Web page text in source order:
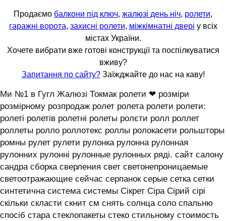
Продаємо балкони під ключ, жалюзі день ніч, ролети,
гаражні ворота, захисні ролети, міжкімнатні двері у всіх
містах України.
Хочете вибрати вже готові конструкції та поспілкуватися
вживу?
Запитання по сайту?Заїжджайте до нас на каву!
Ми №1 в Гугл Жалюзі Токмак ролети ❤ розміри
розмірному розпродаж ролет ролета ролети ролети:
ролеті ролетів ролетні ролеты ролєти ролл роллет
роллеты ролло роллотекс роллы ролокасети рольшторы
ромны рулет рулети рулонка рулонна рулонная
рулонних рулонні рулонные рулонных ряді. сайт салону
сандра сборка сверления свет светонепроницаемые
светоотражающие сейчас серпанок серые сетка сетки
синтетична система системы ‎Сікрет Сіра Сірий сірі
скільки скласти скнит см снять солнца соло спальню
спосіб стара стеклопакеты стеко стильному стоимость